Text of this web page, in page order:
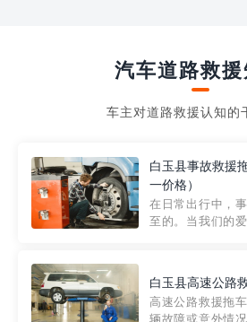
汽车道路救援
车主对道路救援认知的
白玉县事故救援
一价格）
在日常出行中，
至的。当我们的
细解析一下市区
准，以及在选用拖
白玉县高速公路
高速公路救援拖
辆故障或意外情